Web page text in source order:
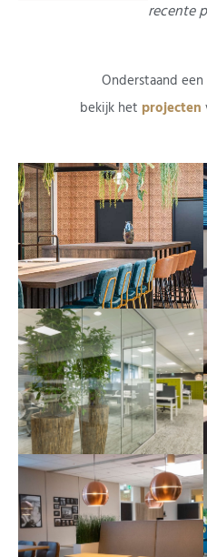
recente
Onderstaand
​bekijk het projecten